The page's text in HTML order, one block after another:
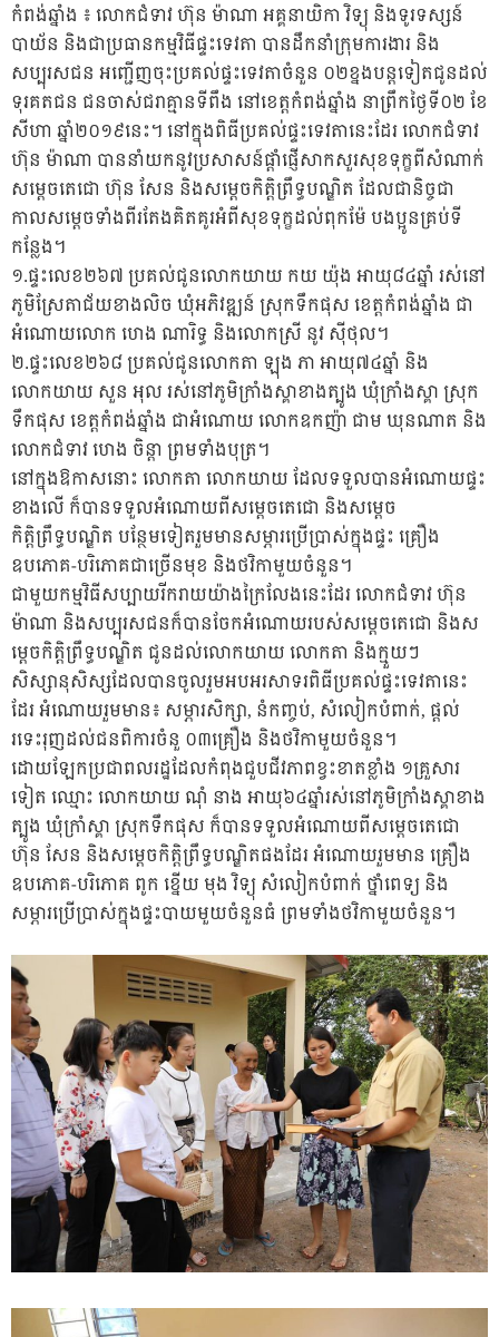
កំពង់ឆ្នាំង ៖ លោកជំទាវ ហ៊ុន ម៉ាណា អគ្គនាយិកា វិទ្យុ និងទូរទស្សន៍
បាយ័ន និងជាប្រធានកម្មវិធីផ្ទះទេវតា បានដឹកនាំក្រុមការងារ និង
សប្បុរសជន អញ្ជើញចុះប្រគល់ផ្ទះទេវតាចំនួន ០២ខ្នងបន្តទៀតជូនដល់
ទុរគតជន ជនចាស់ជរាគ្មានទីពឹង នៅខេត្តកំពង់ឆ្នាំង នាព្រឹកថ្ងៃទី០២ ខែ
សីហា ឆ្នាំ២០១៩នេះ។ នៅក្នុងពិធីប្រគល់ផ្ទះទេវតានេះដែរ លោកជំទាវ
ហ៊ុន ម៉ាណា បាននាំយកនូវប្រសាសន៍ផ្តាំផ្ញើសាកសួរសុខទុក្ខពីសំណាក់
សម្តេចតេជោ ហ៊ុន សែន និងសម្តេចកិត្តិព្រឹទ្ធបណ្ឌិត ដែលជានិច្ចជា
កាលសម្តេចទាំងពីរតែងគិតគូរអំពីសុខទុក្ខដល់ពុកម៉ែ បងប្អូនគ្រប់ទី
កន្លែង។
១.ផ្ទះលេខ២៦៧ ប្រគល់ជូនលោកយាយ កយ យ៉ុង អាយុ៨៤ឆ្នាំ រស់នៅ
ភូមិស្រែតាជ័យខាងលិច ឃុំអភិវឌ្ឍន៍ ស្រុកទឹកផុស ខេត្តកំពង់ឆ្នាំង ជា
អំណោយលោក ហេង ណារិទ្ធ និងលោកស្រី នូវ សុីថុល។
២.ផ្ទះលេខ២៦៨ ប្រគល់ជូនលោកតា ឡុង ភា អាយុ៧៤ឆ្នាំ និង
លោកយាយ សួន អុល រស់នៅភូមិក្រាំងស្គាខាងត្បូង ឃុំក្រាំងស្គា ស្រុក
ទឹកផុស ខេត្តកំពង់ឆ្នាំង ជាអំណោយ លោកឧកញ៉ា ជាម ឃុនណាត និង
លោកជំទាវ ហេង ចិន្តា ព្រមទាំងបុត្រ។
នៅក្នុងឱកាសនោះ លោកតា លោកយាយ ដែលទទួលបានអំណោយផ្ទះ
ខាងលើ ក៏បានទទួលអំណោយពីសម្តេចតេជោ និងសម្តេច
កិត្តិព្រឹទ្ធបណ្ឌិត បន្ថែមទៀតរួមមានសម្ភារប្រើប្រាស់ក្នុងផ្ទះ គ្រឿង
ឧបភោគ-បរិភោគជាច្រើនមុខ និងថវិកាមួយចំនួន។
ជាមួយកម្មវិធីសប្បាយរីករាយយ៉ាងក្រៃលែង​នេះដែរ លោកជំទាវ ហ៊ុន
ម៉ាណា និងសប្បុរសជនក៏បានចែកអំណោយរបស់សម្តេចតេជោ និងស
ម្តេចកិត្តិព្រឹទ្ធបណ្ឌិត ជូនដល់លោកយាយ លោកតា និងក្មួយៗ
សិស្សានុសិស្សដែលបានចូលរួមអបអរសាទរពិធីប្រគល់ផ្ទះទេវតានេះ
ដែរ អំណោយរួមមាន៖ សម្ភារសិក្សា, នំកញ្ចប់, សំលៀកបំពាក់, ផ្តល់
រទេះរុញដល់ជនពិការចំនួ ០៣គ្រឿង និងថវិកាមួយចំនួន។
ដោយឡែកប្រជាពលរដ្ឋដែលកំពុងជួបជីវភាពខ្វះខាតខ្លាំង ១គ្រួសារ
ទៀត ឈ្មោះ លោកយាយ ណុំ នាង អាយុ៦៤ឆ្នាំរស់នៅភូមិក្រាំងស្គាខាង
ត្បូង ឃុំក្រាំស្គា ស្រុកទឹកផុស ក៏បានទទួលអំណោយពីសម្តេចតេជោ
ហ៊ុន សែន និងសម្តេចកិត្តិព្រឹទ្ធបណ្ឌិតផងដែរ អំណោយរួមមាន គ្រឿង
ឧបភោគ-បរិភោគ ពូក ខ្នើយ មុង វិទ្យុ សំលៀកបំពាក់ ថ្នាំពេទ្យ និង
សម្ភារប្រើប្រាស់ក្នុងផ្ទះបាយមួយចំនួនធំ ព្រមទាំងថវិកាមួយចំនួន។